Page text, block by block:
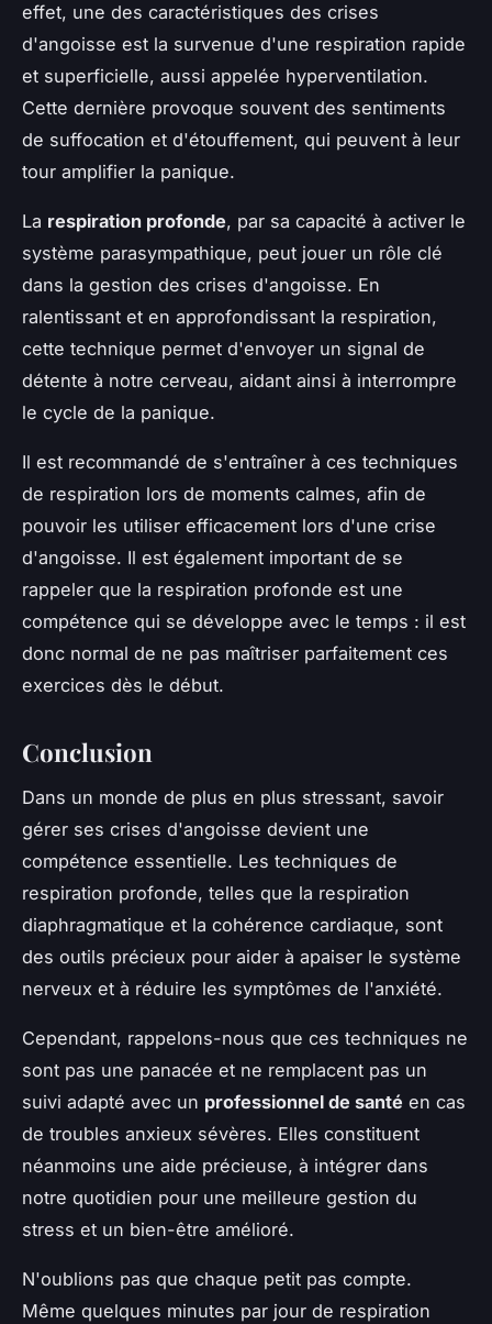
effet, une des caractéristiques des crises
d'angoisse est la survenue d'une respiration rapide
et superficielle, aussi appelée hyperventilation.
Cette dernière provoque souvent des sentiments
de suffocation et d'étouffement, qui peuvent à leur
tour amplifier la panique.
La respiration profonde, par sa capacité à activer le
système parasympathique, peut jouer un rôle clé
dans la gestion des crises d'angoisse. En
ralentissant et en approfondissant la respiration,
cette technique permet d'envoyer un signal de
détente à notre cerveau, aidant ainsi à interrompre
le cycle de la panique.
Il est recommandé de s'entraîner à ces techniques
de respiration lors de moments calmes, afin de
pouvoir les utiliser efficacement lors d'une crise
d'angoisse. Il est également important de se
rappeler que la respiration profonde est une
compétence qui se développe avec le temps : il est
donc normal de ne pas maîtriser parfaitement ces
exercices dès le début.
Conclusion
Dans un monde de plus en plus stressant, savoir
gérer ses crises d'angoisse devient une
compétence essentielle. Les techniques de
respiration profonde, telles que la respiration
diaphragmatique et la cohérence cardiaque, sont
des outils précieux pour aider à apaiser le système
nerveux et à réduire les symptômes de l'anxiété.
Cependant, rappelons-nous que ces techniques ne
sont pas une panacée et ne remplacent pas un
suivi adapté avec un professionnel de santé en cas
de troubles anxieux sévères. Elles constituent
néanmoins une aide précieuse, à intégrer dans
notre quotidien pour une meilleure gestion du
stress et un bien-être amélioré.
N'oublions pas que chaque petit pas compte.
Même quelques minutes par jour de respiration